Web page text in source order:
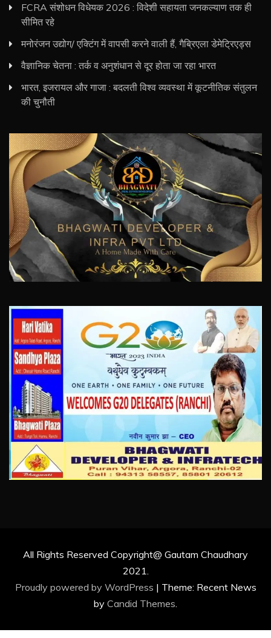
FCRA संशोधन विधेयक 2026 : विदेशी सहायता जनकल्याण तक ही
सीमित रहे
मनोरंजन उद्योग/ एक्टिंग में वापसी करने वाली हैं, गैब्रिएला डेमेट्रिएड्स
वैज्ञानिक चेतना : तर्क व अनुशंधान से दूर होता जा रहा भारत
भारत, इजरायल और गाजा : बदलती विश्व व्यवस्था में कूटनीतिक संतुलन
की चुनौती
All Rights Reserved Copyright@ Gautam Chaudhary
2021.
Proudly powered by WordPress | Theme: Recent News
by Candid Themes